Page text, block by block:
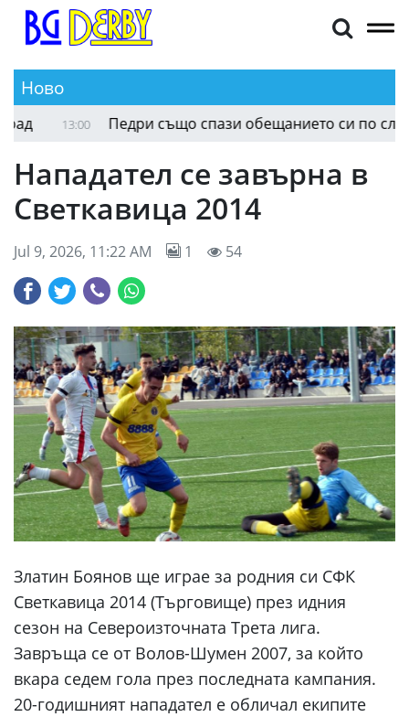
Ново
Педри също спази обещанието си по случай
Нападател се завърна в
Светкавица 2014
Jul 9, 2026, 11:22 AM 1 54
Златин Боянов ще играе за родния си СФК
Светкавица 2014 (Търговище) през идния
сезон на Североизточната Трета лига.
Завръща се от Волов-Шумен 2007, за който
вкара седем гола през последната кампания.
20-годишният нападател е обличал екипите